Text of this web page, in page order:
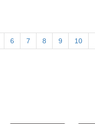
6 7 8 9 10